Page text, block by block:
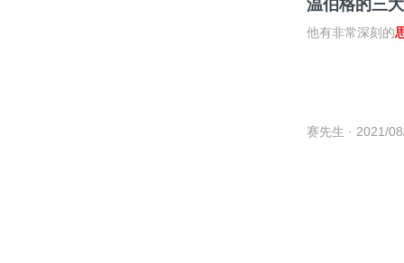
温伯格的三
他有非常深刻的
赛先生 · 2021/